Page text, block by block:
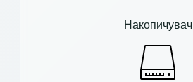
Накопичувач